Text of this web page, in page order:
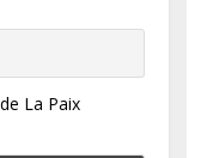
La Paix